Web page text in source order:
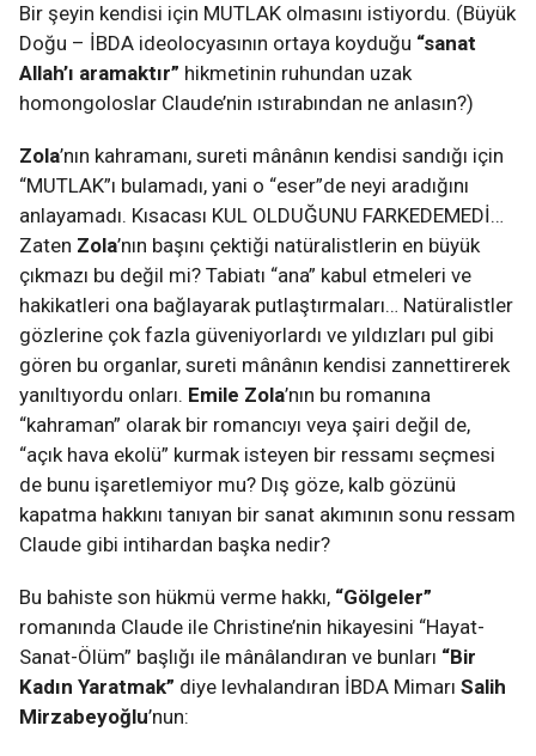
Bir şeyin kendisi için MUTLAK olmasını istiyordu. (Büyük
Doğu – İBDA ideolocyasının ortaya koyduğu “sanat
Allah’ı aramaktır” hikmetinin ruhundan uzak
homongoloslar Claude’nin ıstırabından ne anlasın?)
Zola’nın kahramanı, sureti mânânın kendisi sandığı için
“MUTLAK”ı bulamadı, yani o “eser”de neyi aradığını
anlayamadı. Kısacası KUL OLDUĞUNU FARKEDEMEDİ…
Zaten Zola’nın başını çektiği natüralistlerin en büyük
çıkmazı bu değil mi? Tabiatı “ana” kabul etmeleri ve
hakikatleri ona bağlayarak putlaştırmaları… Natüralistler
gözlerine çok fazla güveniyorlardı ve yıldızları pul gibi
gören bu organlar, sureti mânânın kendisi zannettirerek
yanıltıyordu onları. Emile Zola’nın bu romanına
“kahraman” olarak bir romancıyı veya şairi değil de,
“açık hava ekolü” kurmak isteyen bir ressamı seçmesi
de bunu işaretlemiyor mu? Dış göze, kalb gözünü
kapatma hakkını tanıyan bir sanat akımının sonu ressam
Claude gibi intihardan başka nedir?
Bu bahiste son hükmü verme hakkı, “Gölgeler”
romanında Claude ile Christine’nin hikayesini “Hayat-
Sanat-Ölüm” başlığı ile mânâlandıran ve bunları “Bir
Kadın Yaratmak” diye levhalandıran İBDA Mimarı Salih
Mirzabeyoğlu’nun: